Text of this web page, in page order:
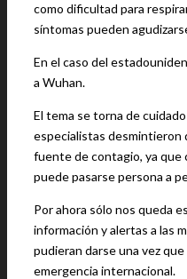
como dificultad para respirar
síntomas pueden
En el caso del
a Wuhan.
El tema se torna de
especialistas desmintieron
fuente de contagio, ya que
puede pasarse persona a
Por ahora sólo nos queda
información y alertas a las
pudieran darse una vez
emergencia internacional.